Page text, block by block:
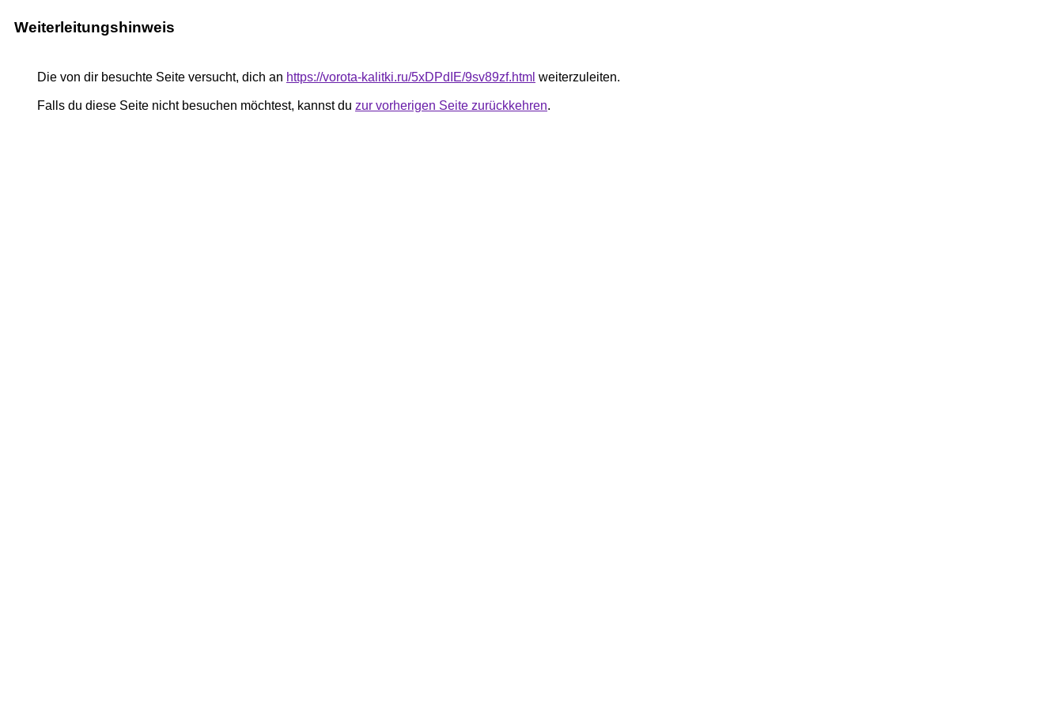
Weiterleitungshinweis
Die von dir besuchte Seite versucht, dich an https://vorota-kalitki.ru/5xDPdIE/9sv89zf.html weiterzuleiten.
Falls du diese Seite nicht besuchen möchtest, kannst du zur vorherigen Seite zurückkehren.